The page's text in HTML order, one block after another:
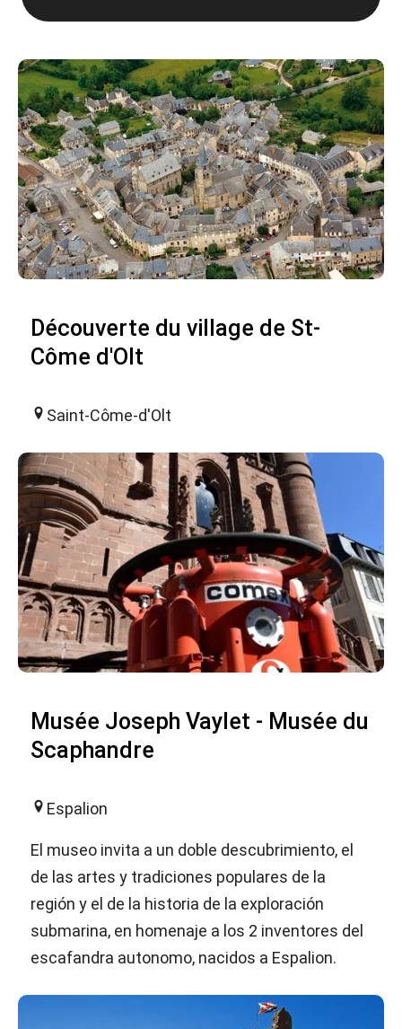
Découverte du village de St-
Côme d'Olt
Saint-Côme-d'Olt
Musée Joseph Vaylet - Musée du
Scaphandre
Espalion
El museo invita a un doble descubrimiento, el
de las artes y tradiciones populares de la
región y el de la historia de la exploración
submarina, en homenaje a los 2 inventores del
escafandra autonomo, nacidos a Espalion.